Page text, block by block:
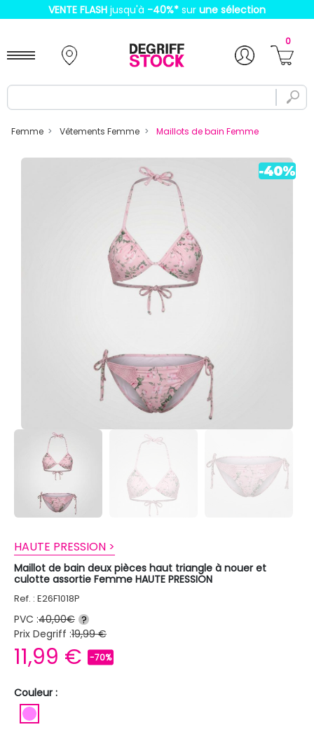
VENTE FLASH jusqu'à -40%* sur une sélection
0
Femme Vêtements Femme Maillots de bain Femme
HAUTE PRESSION >
Maillot de bain deux pièces haut triangle à nouer et
culotte assortie Femme HAUTE PRESSION
Ref. : E26F1018P
PVC :40,00€ ?
Prix Degriff :19,99 €
11,99 € -70%
Couleur :